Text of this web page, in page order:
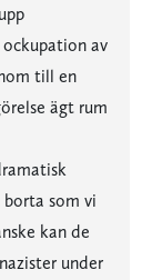
av
till en
ägt rum
som vi
kan de
under